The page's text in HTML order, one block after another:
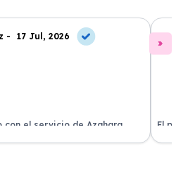
- 17 Jul, 2026
con el servicio de Azahara
en perfectas condiciones y el
El
llegó